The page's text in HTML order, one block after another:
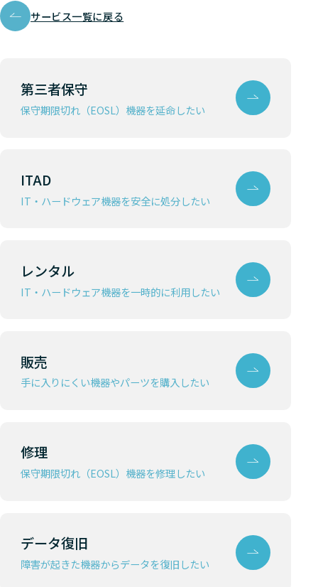
サービス一覧に戻る
第三者保守
保守期限切れ（EOSL）機器を延命したい
ITAD
IT・ハードウェア機器を安全に処分したい
レンタル
IT・ハードウェア機器を一時的に利用したい
販売
手に入りにくい機器やパーツを購入したい
修理
保守期限切れ（EOSL）機器を修理したい
データ復旧
障害が起きた機器からデータを復旧したい